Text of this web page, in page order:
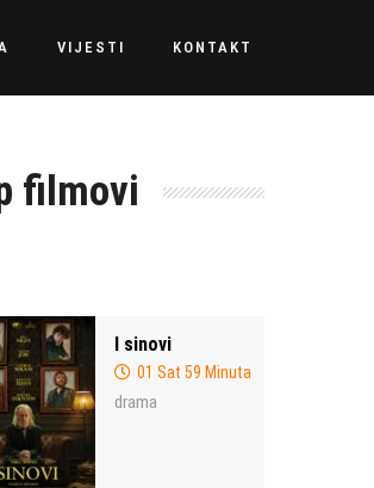
VIJESTI KONTAKT
filmovi
I sinovi
01 Sat 59 Minuta
drama